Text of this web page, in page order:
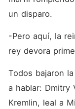
un disparo.
-Pero aquí, la
rey devora
Todos bajaron
a hablar: Dmitry
Kremlin, leal a